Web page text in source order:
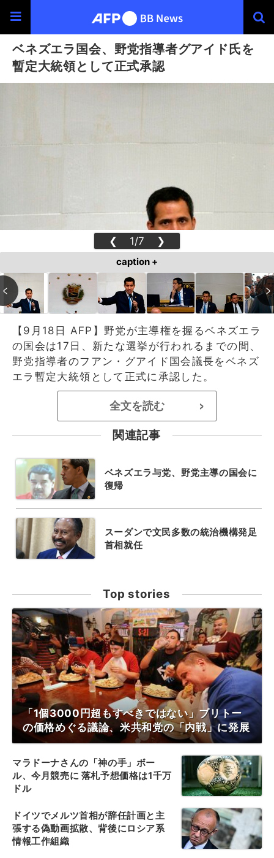
ベネズエラ国会、野党指導者グアイド氏を
暫定大統領として正式承認
❮ 1/7 ❯
caption +
【9月18日 AFP】野党が主導権を握るベネズエラ
の国会は17日、新たな選挙が行われるまでの間、
野党指導者のフアン・グアイド国会議長をベネズ
エラ暫定大統領として正式に承認した。
全文を読む >
関連記事
ベネズエラ与党、野党主導の国会に
復帰
スーダンで文民多数の統治機構発足
首相就任
Top stories
「1個3000円超もすべきではない」ブリトー
の価格めぐる議論、米共和党の「内戦」に発展
マラドーナさんの「神の手」ボー
ル、今月競売に 落札予想価格は1千万
ドル
ドイツでメルツ首相が辞任計画と主
張する偽動画拡散、背後にロシア系
情報工作組織